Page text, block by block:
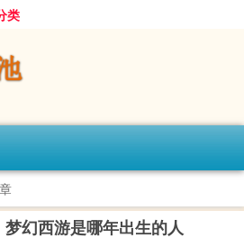
类
梦幻西游是哪年出生的人